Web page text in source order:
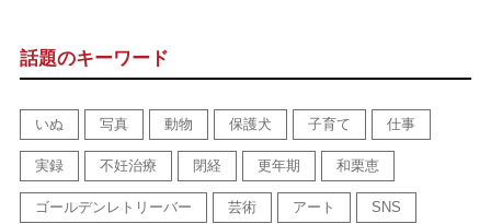
話題のキーワード
いぬ 写真 動物 保護犬 子育て 仕事
実録 不妊治療 閉経 更年期 和栗恵
ゴールデンレトリーバー 芸術 アート SNS